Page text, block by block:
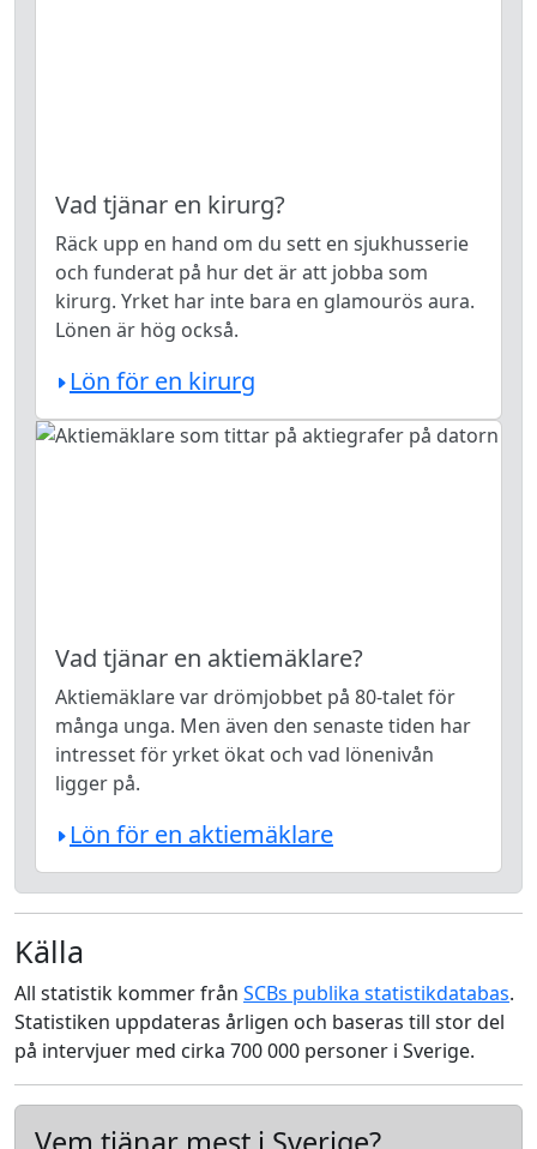
Vad tjänar en kirurg?
Räck upp en hand om du sett en sjukhusserie
och funderat på hur det är att jobba som
kirurg. Yrket har inte bara en glamourös aura.
Lönen är hög också.
Lön för en kirurg
Vad tjänar en aktiemäklare?
Aktiemäklare var drömjobbet på 80-talet för
många unga. Men även den senaste tiden har
intresset för yrket ökat och vad lönenivån
ligger på.
Lön för en aktiemäklare
Källa
All statistik kommer från SCBs publika statistikdatabas.
Statistiken uppdateras årligen och baseras till stor del
på intervjuer med cirka 700 000 personer i Sverige.